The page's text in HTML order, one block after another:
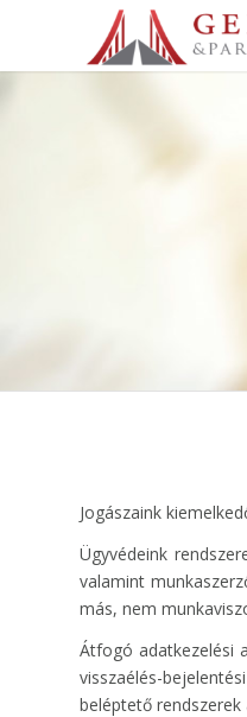
Jogászaink
Ügyvédeink
valamint
más, nem
Átfogó adatkezelési
visszaélés-
beléptető